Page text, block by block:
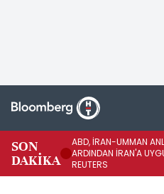
SON
DAKİKA
ABD, İRAN-UMMAN
ARDINDAN İRAN'A
REUTERS